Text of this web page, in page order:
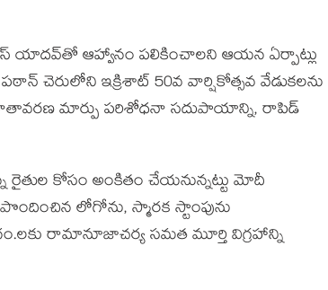
యాద‌వ్‌తో ఆహ్వానం ప‌లికించాల‌ని ఆయ‌న ఏర్పాట్లు
చెరులోని ఇక్రిశాట్ 50వ వార్షికోత్సవ వేడుకలను
వాతావరణ మార్పు పరిశోధనా సదుపాయాన్ని, రాపిడ్
కోసం అంకితం చేయనున్నట్టు మోదీ
లోగోను, స్మారక స్టాంపును
రామానూజాచర్య సమత మూర్తి విగ్రహాన్ని